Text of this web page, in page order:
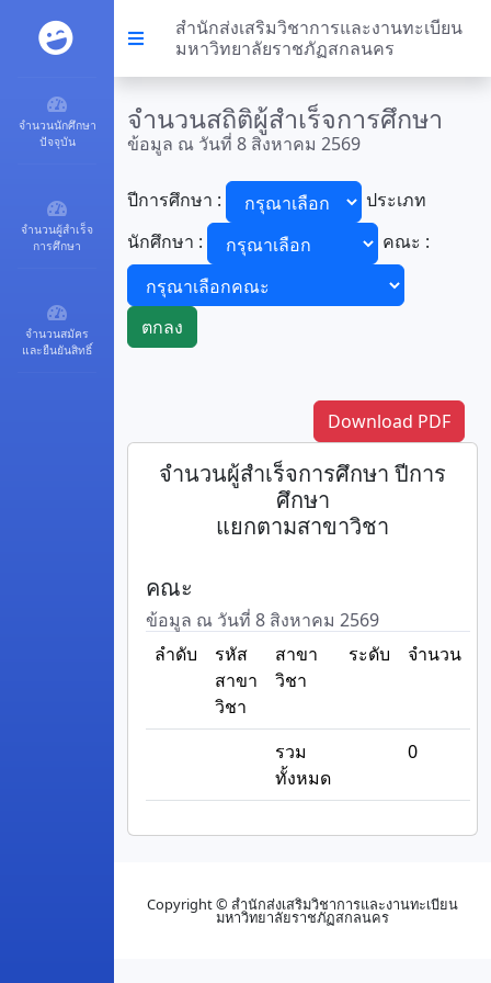
จำนวนนักศึกษา
ปัจจุบัน
จำนวนผู้สำเร็จ
การศึกษา
จำนวนสมัคร
และยืนยันสิทธิ์
สำนักส่งเสริมวิชาการและงานทะเบียน
มหาวิทยาลัยราชภัฏสกลนคร
จำนวนสถิติผู้สำเร็จการศึกษา
ข้อมูล ณ วันที่ 8 สิงหาคม 2569
ปีการศึกษา :
ประเภท
นักศึกษา :
คณะ :
ตกลง
Download PDF
จำนวนผู้สำเร็จการศึกษา ปีการ
ศึกษา
แยกตามสาขาวิชา
คณะ
ข้อมูล ณ วันที่ 8 สิงหาคม 2569
ลำดับ
รหัส
สาขา
วิชา
สาขา
วิชา
ระดับ จำนวน
รวม
ทั้งหมด
0
Copyright © สำนักส่งเสริมวิชาการและงานทะเบียน
มหาวิทยาลัยราชภัฏสกลนคร